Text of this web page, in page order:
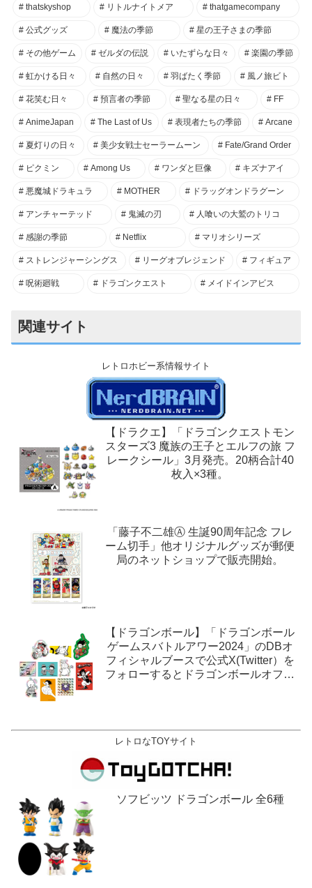
thatskyshop リトルナイトメア thatgamecompany
公式グッズ 魔法の季節 星の王子さまの季節
その他ゲーム ゼルダの伝説 いたずらな日々 楽園の季節
虹かける日々 自然の日々 羽ばたく季節 風ノ旅ビト
花笑む日々 預言者の季節 聖なる星の日々 FF
AnimeJapan The Last of Us 表現者たちの季節 Arcane
夏灯りの日々 美少女戦士セーラームーン Fate/Grand Order
ピクミン Among Us ワンダと巨像 キズナアイ
悪魔城ドラキュラ MOTHER ドラッグオンドラグーン
アンチャーテッド 鬼滅の刃 人喰いの大鷲のトリコ
感謝の季節 Netflix マリオシリーズ
ストレンジャーシングス リーグオブレジェンド フィギュア
呪術廻戦 ドラゴンクエスト メイドインアビス
関連サイト
レトロホビー系情報サイト
【ドラクエ】「ドラゴンクエストモン
スターズ3 魔族の王子とエルフの旅 フ
レークシール」3月発売。20柄合計40
枚入×3種。
「藤子不二雄Ⓐ 生誕90周年記念 フレ
ーム切手」他オリジナルグッズが郵便
局のネットショップで販売開始。
【ドラゴンボール】「ドラゴンボール
ゲームスバトルアワー2024」のDBオ
フィシャルブースで公式X(Twitter）を
フォローするとドラゴンボールオフィ
レトロなTOYサイト
ソフビッツ ドラゴンボール 全6種